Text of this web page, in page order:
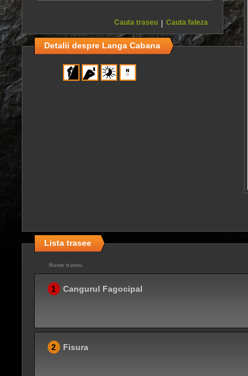
Cauta faleza
|
Cauta traseu
Detalii despre Langa Cabana
Lista trasee
Nume traseu
1 Cangurul Fagocipal
2 Fisura